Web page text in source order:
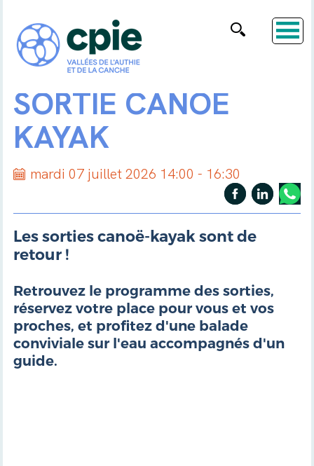
SORTIE CANOË
KAYAK
mardi 07 juillet 2026 14:00 - 16:30
Les sorties canoë-kayak sont de
retour !
Retrouvez le programme des sorties,
réservez votre place pour vous et vos
proches, et profitez d'une balade
conviviale sur l'eau accompagnés d'un
guide.